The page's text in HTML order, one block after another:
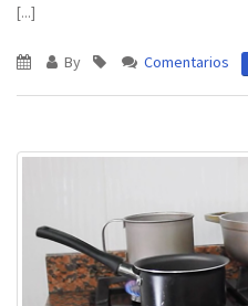
[...]
By Comentarios